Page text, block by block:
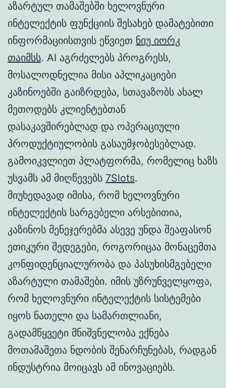
აზარტულ თამაშებში ხელოვნური
ინტელექტის ფუნქციის შესახებ დამატებითი
ინფორმაციისთვის ეწვიეთ ნიუ იორკ
თაიმსს. AI აგრძელებს პროგრესს,
მოსალოდნელია მისი აპლიკაციები
კაზინოებში გაიზრდება, სთავაზობს ახალ
მეთოდებს კლიენტებთან
დასაკავშირებლად და ოპერაციული
პროდუქტიულობის გასაუმჯობესებლად.
გამოიკვლიეთ პლატფორმა, რომელიც ხაზს
უსვამს ამ მიღწევებს 7Slots.
მიუხედავად იმისა, რომ ხელოვნური
ინტელექტის სარგებელი არსებითია,
კაზინოს მენეჯერებმა ასევე უნდა შეაფასონ
ეთიკური შედეგები, როგორიცაა მონაცემთა
კონფიდენციალურობა და პასუხისმგებელი
აზარტული თამაშები. იმის უზრუნველყოფა,
რომ ხელოვნური ინტელექტის სისტემები
იყოს ნათელი და სამართლიანი,
გადამწყვეტი მნიშვნელობა ექნება
მოთამაშეთა ნდობის შენარჩუნებას, რადგან
ინდუსტრია მოიცავს ამ ინოვაციებს.